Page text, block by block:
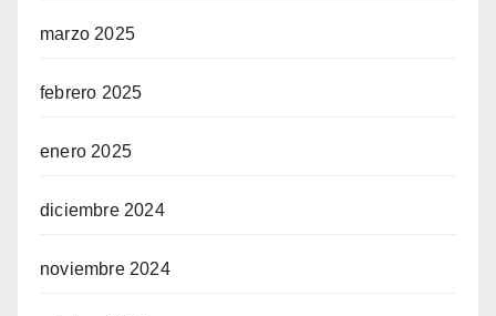
marzo 2025
febrero 2025
enero 2025
diciembre 2024
noviembre 2024